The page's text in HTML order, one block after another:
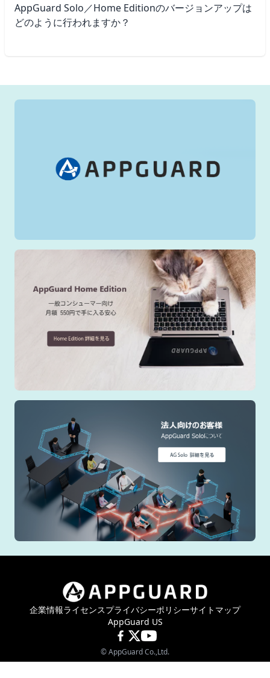
AppGuard Solo／Home Editionのバージョンアップは
どのように行われますか？
企業情報ライセンスプライバシーポリシーサイトマップ
AppGuard US
©AppGuard Co.,Ltd.